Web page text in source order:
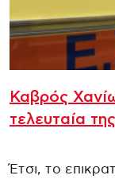
Καβρός
τελευταία
Έτσι, το